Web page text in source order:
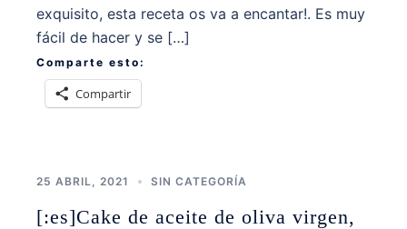
exquisito, esta receta os va a encantar!. Es muy
fácil de hacer y se […]
Comparte esto:
Compartir
25 ABRIL, 2021 SIN CATEGORÍA
[:es]Cake de aceite de oliva virgen,